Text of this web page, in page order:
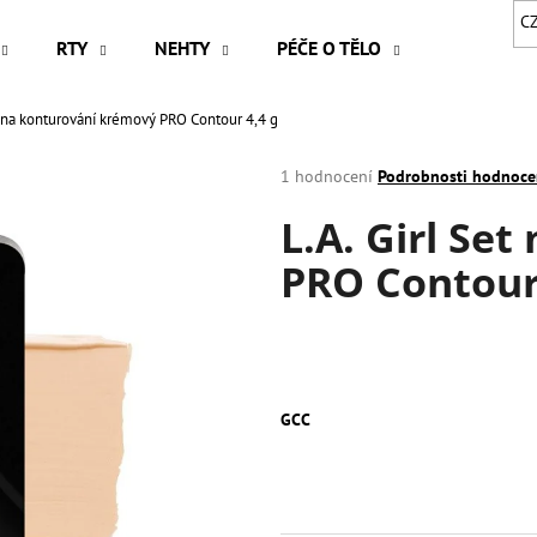
RTY NEHTY PÉČE O TĚLO
konturování krémový PRO Contour 4,4 g
Průměrné
produktu
je
5,0
1 hodnocení Podrobnosti
L.A. Girl
PRO
GCC
Co potřebujete najít?
HLEDAT
Doporučujeme